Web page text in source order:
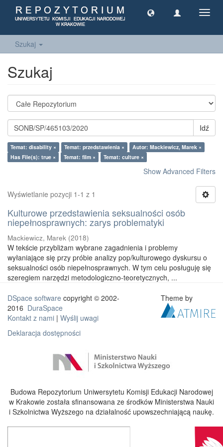
Szukaj
Szukaj
Idź
Temat: disability × Temat: przedstawienia ×
Autor: Mackiewicz, Marek ×
Has File(s): true ×
Temat: film × Temat: culture ×
Show Advanced Filters
Wyświetlanie pozycji 1-1 z 1
Kulturowe przedstawienia seksualności osób
niepełnosprawnych: zarys problematyki
Mackiewicz, Marek (2018)
W tekście przybliżam wybrane zagadnienia i problemy
wyłaniające się przy próbie analizy pop/kulturowego dyskursu o
seksualności osób niepełnosprawnych. W tym celu posługuję się
szeregiem narzędzi metodologiczno-teoretycznych, ...
DSpace software copyright © 2002-
2016 DuraSpace
Kontakt z nami | Wyślij uwagi
Deklaracja dostępności
Theme by
Budowa Repozytorium Uniwersytetu Komisji Edukacji Narodowej
w Krakowie została sfinansowana ze środków Ministerstwa Nauki
i Szkolnictwa Wyższego na działalność upowszechniającą naukę.